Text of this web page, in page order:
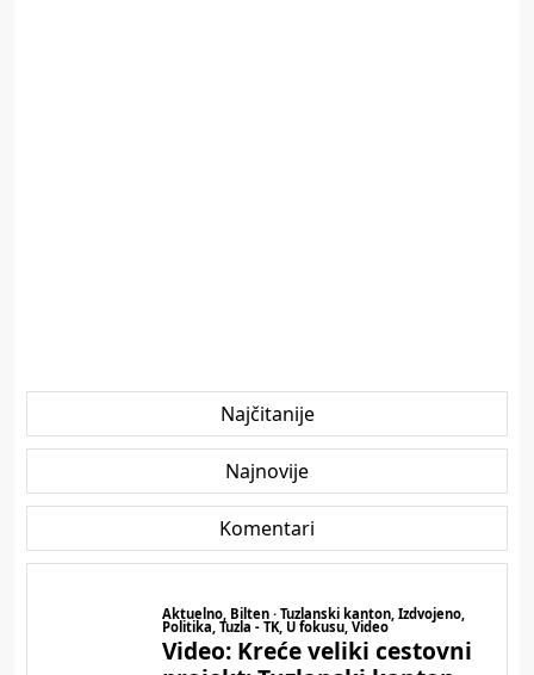
Najčitanije
Najnovije
Komentari